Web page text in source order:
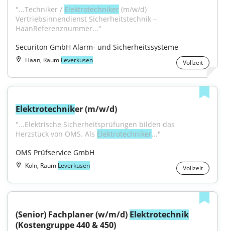
"...Techniker / Elektrotechniker (m/w/d)
Vertriebsinnendienst Sicherheitstechnik –
HaanReferenznummer..."
Securiton GmbH Alarm- und Sicherheitssysteme
Haan, Raum Leverkusen Vollzeit
Elektrotechniker (m/w/d)
"...Elektrische Sicherheitsprüfungen bilden das
Herzstück von OMS. Als Elektrotechniker..."
OMS Prüfservice GmbH
Köln, Raum Leverkusen Vollzeit
(Senior) Fachplaner (w/m/d) Elektrotechnik
(Kostengruppe 440 & 450)